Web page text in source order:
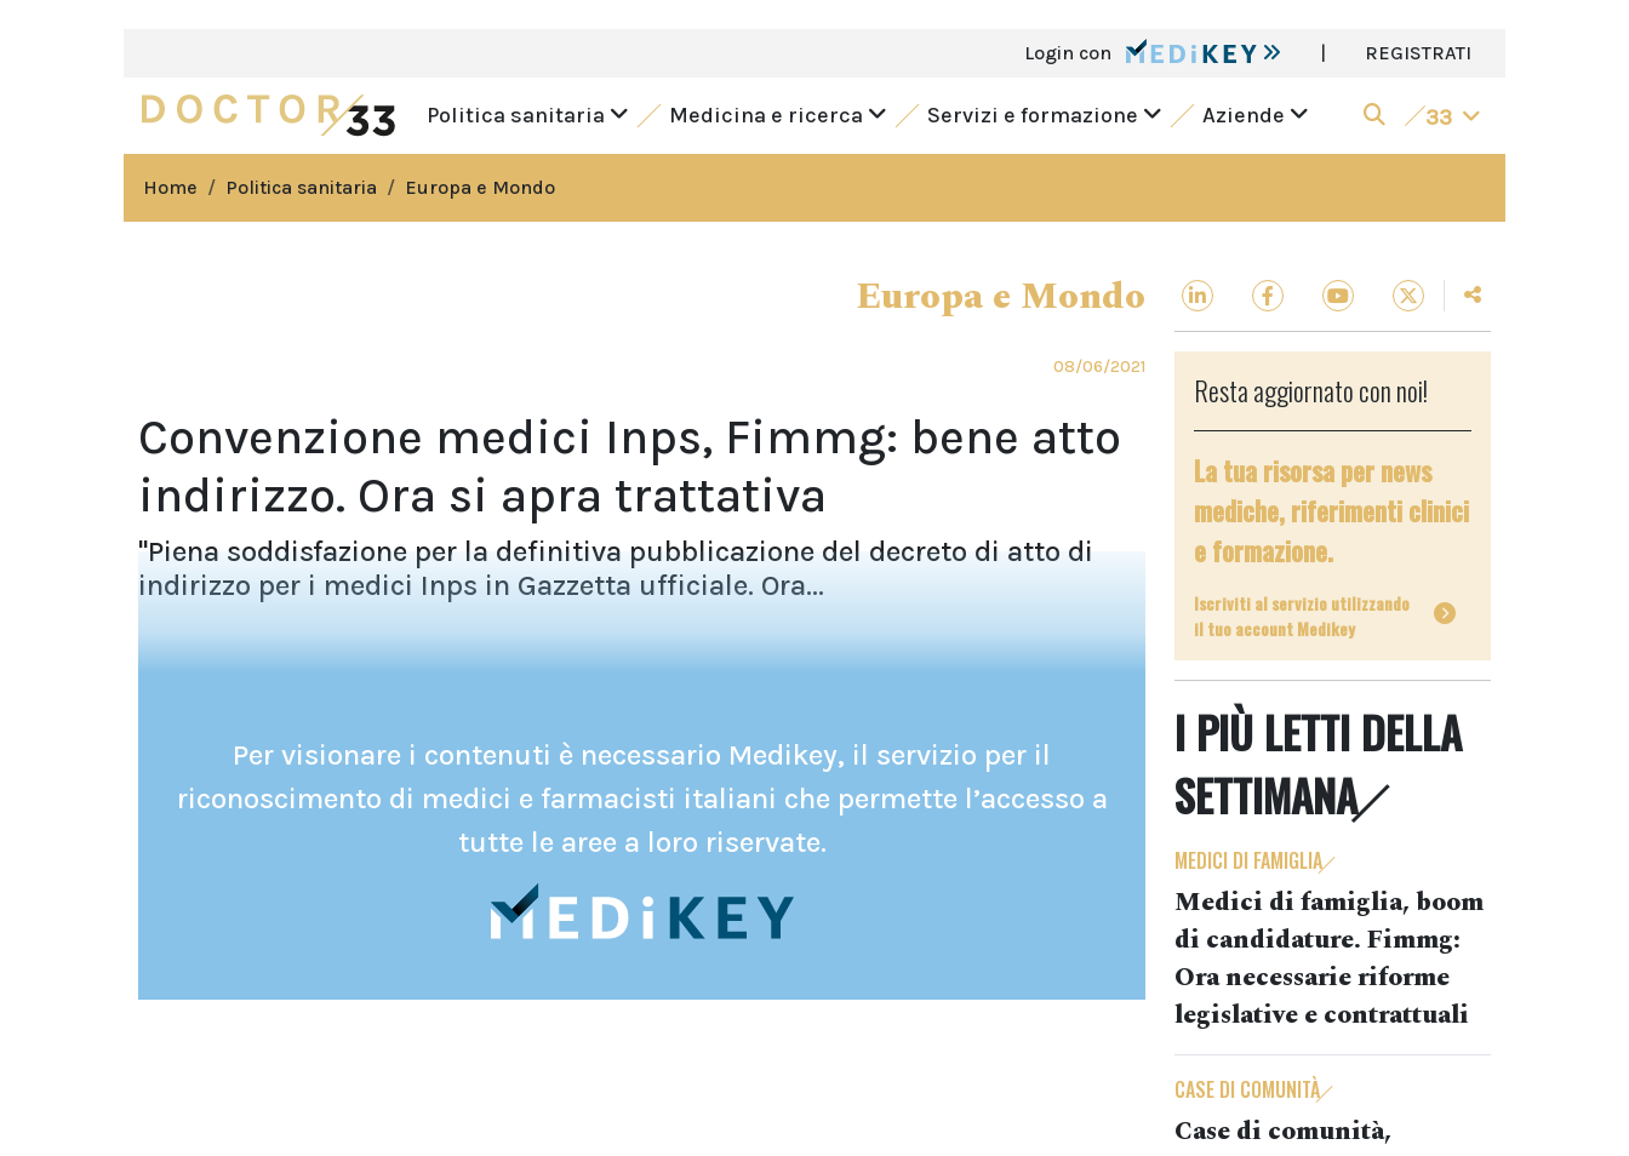
Login con | REGISTRATI
Politica sanitaria Medicina e ricerca Servizi e formazione Aziende 33
Home Politica sanitaria Europa e Mondo
Europa e Mondo
08/06/2021
Convenzione medici Inps, Fimmg: bene atto
indirizzo. Ora si apra trattativa
"Piena soddisfazione per la definitiva pubblicazione del decreto di atto di
indirizzo per i medici Inps in Gazzetta ufficiale. Ora...
Per visionare i contenuti è necessario Medikey, il servizio per il
riconoscimento di medici e farmacisti italiani che permette l’accesso a
tutte le aree a loro riservate.
Resta aggiornato con noi!
La tua risorsa per news
mediche, riferimenti clinici
e formazione.
Iscriviti al servizio utilizzando
il tuo account Medikey
I PIÙ LETTI DELLA
SETTIMANA
MEDICI DI FAMIGLIA
Medici di famiglia, boom
di candidature. Fimmg:
Ora necessarie riforme
legislative e contrattuali
CASE DI COMUNITÀ
Case di comunità,